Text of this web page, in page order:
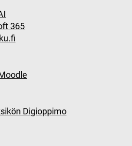
365
Digioppimo